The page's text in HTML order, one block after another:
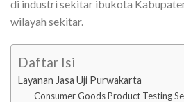
di industri sekitar ibukota
wilayah sekitar.
Daftar Isi
Layanan Jasa Uji Purwakarta
Consumer Goods Product Testing